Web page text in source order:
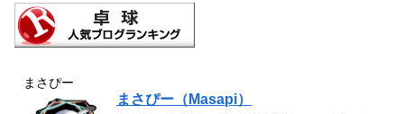
まさぴー
まさぴー（Masapi）